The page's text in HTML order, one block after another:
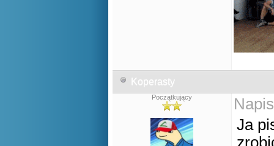
Koperasty
Początkujący
Ja